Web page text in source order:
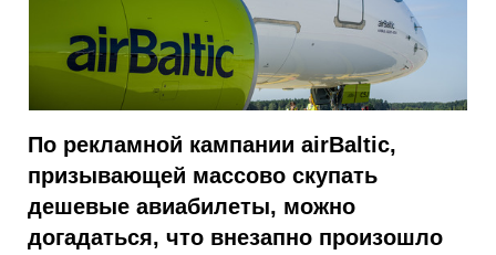
По рекламной кампании airBaltic,
призывающей массово скупать
дешевые авиабилеты, можно
догадаться, что внезапно произошло